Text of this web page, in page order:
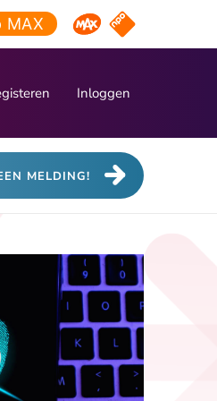
MAX Omroep MAX
NPO Start
Inloggen
MELDING!